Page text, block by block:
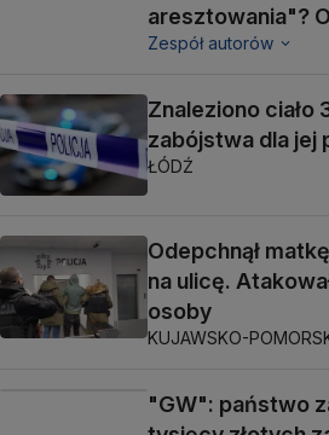
aresztowania"?
Zespół autorów
Znaleziono ciało
zabójstwa dla jej
ŁÓDŹ
Odepchnął
na ulicę.
osoby
KUJAWSKO-
"GW": państwo